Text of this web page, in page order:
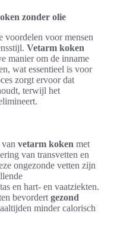
zonder olie
voordelen voor mensen
Vetarm koken
manier om de inname
wat essentieel is voor
zorgt ervoor dat
terwijl het
vetarm koken met
van transvetten en
ongezonde vetten zijn
en hart- en vaatziekten.
bevordert gezond
minder calorisch